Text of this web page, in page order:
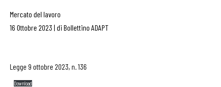
Mercato del lavoro
16 Ottobre 2023 | di Bollettino ADAPT
Legge 9 ottobre 2023, n. 136
Download